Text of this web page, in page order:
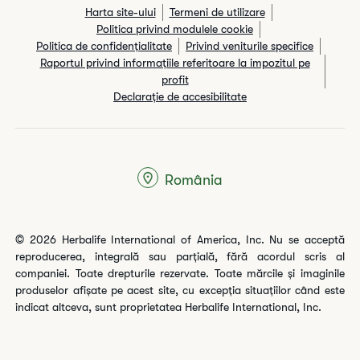
Harta site-ului
Termeni de utilizare
Politica privind modulele cookie
Politica de confidențialitate
Privind veniturile specifice
Raportul privind informaţiile referitoare la impozitul pe
profit
Declarație de accesibilitate
© 2026 Herbalife International of America, Inc. Nu se acceptă
reproducerea, integrală sau parțială, fără acordul scris al
companiei. Toate drepturile rezervate. Toate mărcile și imaginile
produselor afișate pe acest site, cu excepția situațiilor când este
indicat altceva, sunt proprietatea Herbalife International, Inc.
România